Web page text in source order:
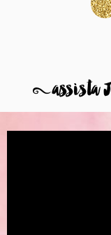
8assista